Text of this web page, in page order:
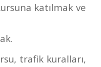
katılmak ve
trafik kuralları,